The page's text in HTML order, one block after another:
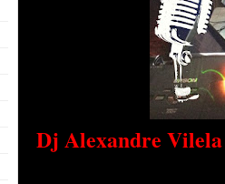
Dj Alexandre Vilela